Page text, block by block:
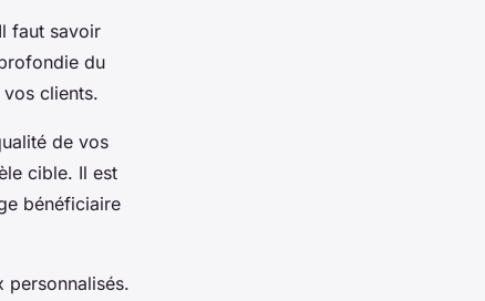
faut savoir
du
clients.
de vos
cible. Il est
bénéficiaire
personnalisés.